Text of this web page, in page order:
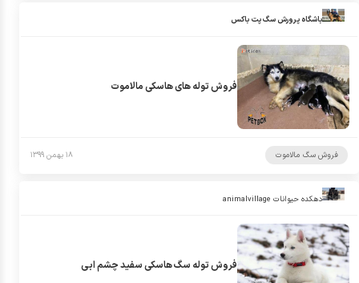
باشگاه پرورش سگ پت باکس
فروش توله های هاسکی مالاموت
فروش سگ مالاموت ۱۸ بهمن ۱۳۹۹
دهکده حیوانات animalvillage
فروش توله سگ هاسکی سفید چشم ابی